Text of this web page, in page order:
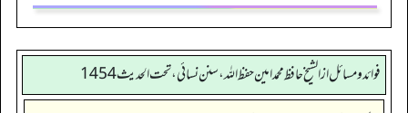
فوائد ومسائل از الشيخ حافظ محمد امين حفظ الله، سنن نسائي، تحت الحديث 1454